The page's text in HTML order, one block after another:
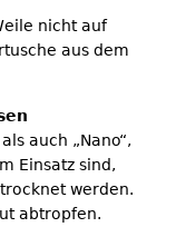
nicht auf
aus dem
auch „Nano“,
Einsatz sind,
werden.
abtropfen.